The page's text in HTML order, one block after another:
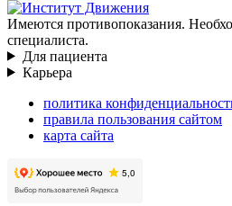
Имеются противопоказания.
специалиста.
Для пациента
Карьера
политика
правила пользования сайтом
карта сайта